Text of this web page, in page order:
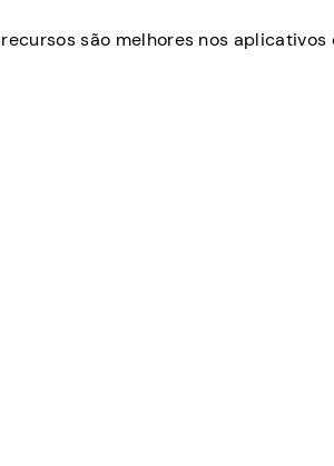
são melhores nos aplicativos